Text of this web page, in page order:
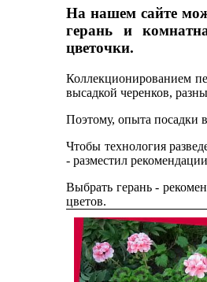
На нашем сайте
герань и
цветочки.
Коллекционированием
высадкой черенков,
Поэтому, опыта посадки
Чтобы технология
- разместил
Выбрать герань -
цветов.